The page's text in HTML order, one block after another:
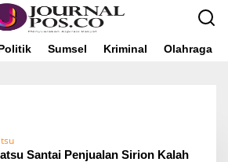
Sumsel Kriminal Olahraga
Santai Penjualan Sirion Kalah